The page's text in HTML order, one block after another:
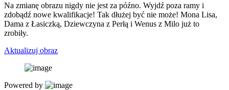
Na zmianę obrazu nigdy nie jest za późno. Wyjdź poza ramy i
zdobądź nowe kwalifikacje! Tak dłużej być nie może! Mona Lisa,
Dama z Łasiczką, Dziewczyna z Perłą i Wenus z Milo już to
zrobiły.
Aktualizuj obraz
Powered by